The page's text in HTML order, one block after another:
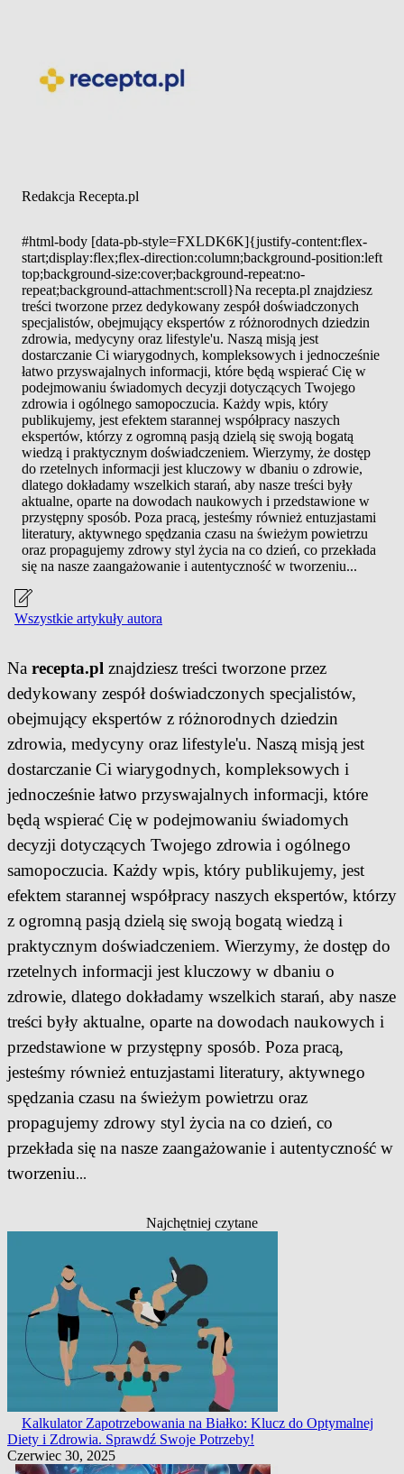
Redakcja Recepta.pl
#html-body [data-pb-style=FXLDK6K]{justify-content:flex-
start;display:flex;flex-direction:column;background-position:left
top;background-size:cover;background-repeat:no-
repeat;background-attachment:scroll}Na recepta.pl znajdziesz
treści tworzone przez dedykowany zespół doświadczonych
specjalistów, obejmujący ekspertów z różnorodnych dziedzin
zdrowia, medycyny oraz lifestyle'u. Naszą misją jest
dostarczanie Ci wiarygodnych, kompleksowych i jednocześnie
łatwo przyswajalnych informacji, które będą wspierać Cię w
podejmowaniu świadomych decyzji dotyczących Twojego
zdrowia i ogólnego samopoczucia. Każdy wpis, który
publikujemy, jest efektem starannej współpracy naszych
ekspertów, którzy z ogromną pasją dzielą się swoją bogatą
wiedzą i praktycznym doświadczeniem. Wierzymy, że dostęp
do rzetelnych informacji jest kluczowy w dbaniu o zdrowie,
dlatego dokładamy wszelkich starań, aby nasze treści były
aktualne, oparte na dowodach naukowych i przedstawione w
przystępny sposób. Poza pracą, jesteśmy również entuzjastami
literatury, aktywnego spędzania czasu na świeżym powietrzu
oraz propagujemy zdrowy styl życia na co dzień, co przekłada
się na nasze zaangażowanie i autentyczność w tworzeniu...
Wszystkie artykuły autora
Na recepta.pl znajdziesz treści tworzone przez
dedykowany zespół doświadczonych specjalistów,
obejmujący ekspertów z różnorodnych dziedzin
zdrowia, medycyny oraz lifestyle'u. Naszą misją jest
dostarczanie Ci wiarygodnych, kompleksowych i
jednocześnie łatwo przyswajalnych informacji, które
będą wspierać Cię w podejmowaniu świadomych
decyzji dotyczących Twojego zdrowia i ogólnego
samopoczucia. Każdy wpis, który publikujemy, jest
efektem starannej współpracy naszych ekspertów, którzy
z ogromną pasją dzielą się swoją bogatą wiedzą i
praktycznym doświadczeniem. Wierzymy, że dostęp do
rzetelnych informacji jest kluczowy w dbaniu o
zdrowie, dlatego dokładamy wszelkich starań, aby nasze
treści były aktualne, oparte na dowodach naukowych i
przedstawione w przystępny sposób. Poza pracą,
jesteśmy również entuzjastami literatury, aktywnego
spędzania czasu na świeżym powietrzu oraz
propagujemy zdrowy styl życia na co dzień, co
przekłada się na nasze zaangażowanie i autentyczność w
tworzeniu...
Najchętniej czytane
Kalkulator Zapotrzebowania na Białko: Klucz do Optymalnej
Diety i Zdrowia. Sprawdź Swoje Potrzeby!
Czerwiec 30, 2025